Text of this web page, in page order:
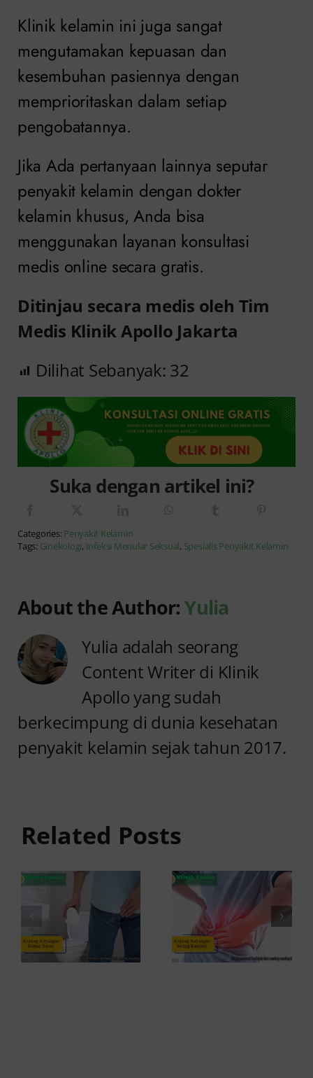
Klinik kelamin ini juga sangat
mengutamakan kepuasan dan
kesembuhan pasiennya dengan
memprioritaskan dalam setiap
pengobatannya.
Jika Ada pertanyaan lainnya seputar
penyakit kelamin dengan dokter
kelamin khusus, Anda bisa
menggunakan layanan konsultasi
medis online secara gratis.
Ditinjau secara medis oleh Tim
Medis Klinik Apollo Jakarta
Dilihat Sebanyak: 32
Suka dengan artikel ini?
Categories: Penyakit Kelamin
Tags: Ginekologi, Infeksi Menular Seksual, Spesialis Penyakit Kelamin
About the Author:Yulia
Yulia adalah seorang
Content Writer di Klinik
Apollo yang sudah
berkecimpung di dunia kesehatan
penyakit kelamin sejak tahun 2017.
Related Posts
Anyang
Darah:
Penyebab
dan Kapan
ke Dokter
Kambuh
dan Cara
Atasinya